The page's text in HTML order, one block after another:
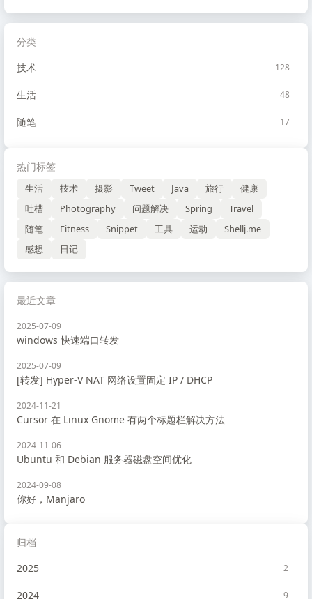
分类
技术
128
生活 48
随笔 17
热门标签
生活 技术 摄影 Tweet Java 旅行
健康
吐槽
Photography 问题解决 Spring
Travel
随笔
Fitness Snippet 工具 运动
Shellj.me
感想
日记
最近文章
2025-07-09
windows 快速端口转发
2025-07-09
[转发] Hyper-V NAT 网络设置固定 IP / DHCP
2024-11-21
Cursor 在 Linux Gnome 有两个标题栏解决方法
2024-11-06
Ubuntu 和 Debian 服务器磁盘空间优化
2024-09-08
你好，Manjaro
归档
2025
2
2024 9